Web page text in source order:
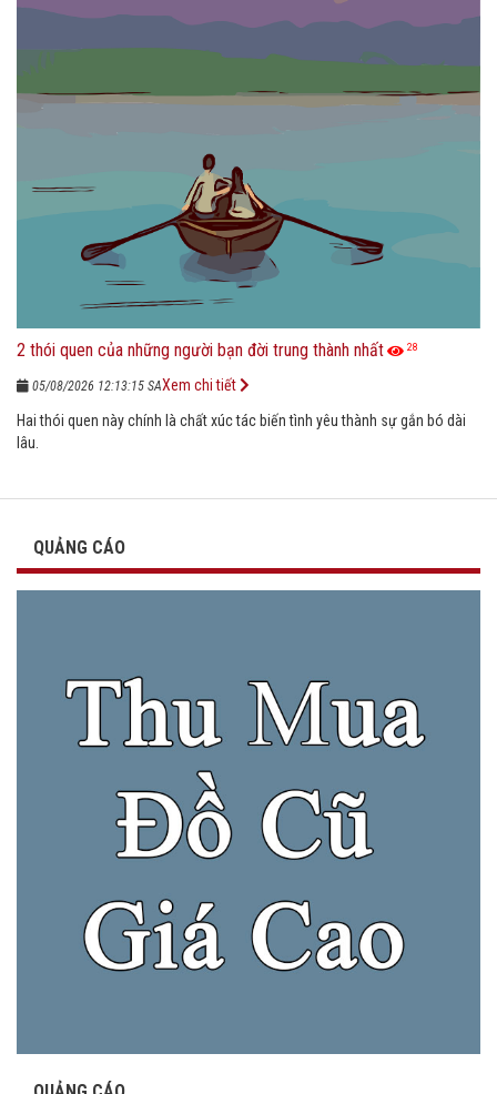
2 thói quen của những người bạn đời trung thành nhất 28
05/08/2026 12:13:15 SA
Hai thói quen này chính là chất xúc tác biến tình yêu thành sự gắn bó dài
lâu.
Xem chi tiết
QUẢNG CÁO